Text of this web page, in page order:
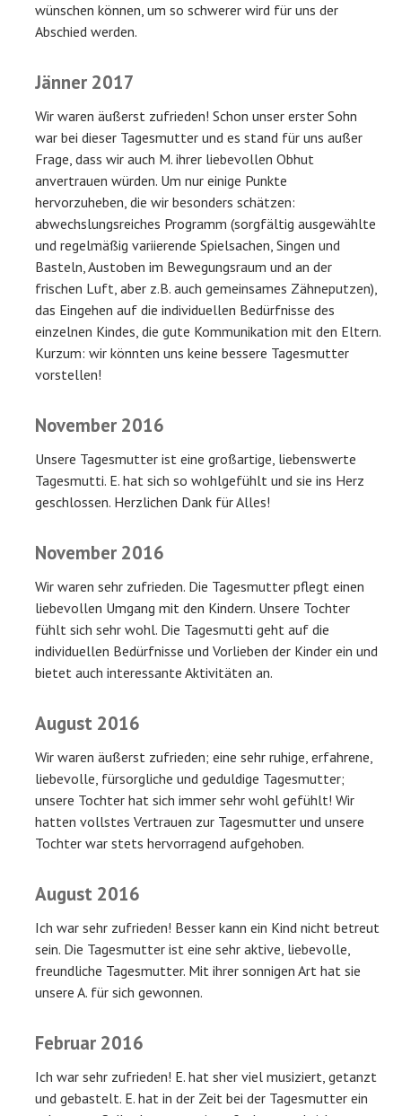
wünschen können, um so schwerer wird für uns der
Abschied werden.
Jänner 2017
Wir waren äußerst zufrieden! Schon unser erster Sohn
war bei dieser Tagesmutter und es stand für uns außer
Frage, dass wir auch M. ihrer liebevollen Obhut
anvertrauen würden. Um nur einige Punkte
hervorzuheben, die wir besonders schätzen:
abwechslungsreiches Programm (sorgfältig ausgewählte
und regelmäßig variierende Spielsachen, Singen und
Basteln, Austoben im Bewegungsraum und an der
frischen Luft, aber z.B. auch gemeinsames Zähneputzen),
das Eingehen auf die individuellen Bedürfnisse des
einzelnen Kindes, die gute Kommunikation mit den Eltern.
Kurzum: wir könnten uns keine bessere Tagesmutter
vorstellen!
November 2016
Unsere Tagesmutter ist eine großartige, liebenswerte
Tagesmutti. E. hat sich so wohlgefühlt und sie ins Herz
geschlossen. Herzlichen Dank für Alles!
November 2016
Wir waren sehr zufrieden. Die Tagesmutter pflegt einen
liebevollen Umgang mit den Kindern. Unsere Tochter
fühlt sich sehr wohl. Die Tagesmutti geht auf die
individuellen Bedürfnisse und Vorlieben der Kinder ein und
bietet auch interessante Aktivitäten an.
August 2016
Wir waren äußerst zufrieden; eine sehr ruhige, erfahrene,
liebevolle, fürsorgliche und geduldige Tagesmutter;
unsere Tochter hat sich immer sehr wohl gefühlt! Wir
hatten vollstes Vertrauen zur Tagesmutter und unsere
Tochter war stets hervorragend aufgehoben.
August 2016
Ich war sehr zufrieden! Besser kann ein Kind nicht betreut
sein. Die Tagesmutter ist eine sehr aktive, liebevolle,
freundliche Tagesmutter. Mit ihrer sonnigen Art hat sie
unsere A. für sich gewonnen.
Februar 2016
Ich war sehr zufrieden! E. hat sher viel musiziert, getanzt
und gebastelt. E. hat in der Zeit bei der Tagesmutter ein